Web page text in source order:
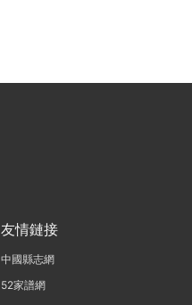
友情鏈接
中國縣志網
52家譜網